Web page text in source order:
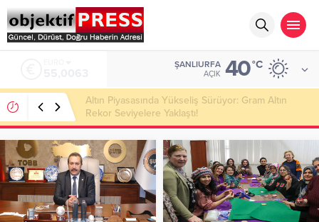
ŞANLIURFA
AÇIK 40°C
Atatürk Bulvarı Sıcak Asfaltla Yenileniyor!